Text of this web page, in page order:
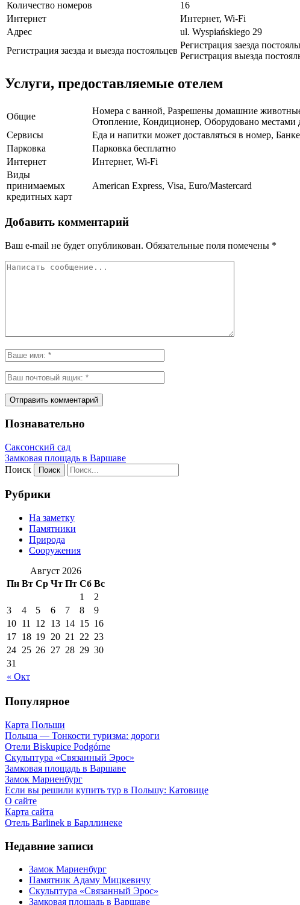
Количество номеров
16
Интернет
Интернет, Wi-Fi
Адрес
ul. Wyspiańskiego 29
Регистрация заезда и выезда постояльцев
Регистрация заезда
Регистрация выезда
Услуги, предоставляемые отелем
Общие
Номера с ванной, Разрешены домашние
Отопление, Кондиционер, Оборудовано местами
Сервисы
Еда и напитки может доставляться в номер,
Парковка
Парковка бесплатно
Интернет
Интернет, Wi-Fi
Виды
принимаемых
кредитных карт
American Express, Visa, Euro/Mastercard
Добавить комментарий
Ваш e-mail не будет опубликован. Обязательные поля помечены *
Познавательно
Саксонский сад
Замковая площадь в Варшаве
Поиск
Рубрики
На заметку
Памятники
Природа
Сооружения
Август 2026
Пн Вт Ср Чт Пт Сб Вс
« Окт
1
2
3
4 5 6 7 8
9
10 11 12 13 14 15 16
17 18 19 20 21 22 23
24 25 26 27 28 29 30
31
Популярное
Карта Польши
Польша — Тонкости туризма: дороги
Отели Biskupice Podgórne
Скульптура «Связанный Эрос»
Замковая площадь в Варшаве
Замок Мариенбург
Если вы решили купить тур в Польшу: Катовице
О сайте
Карта сайта
Отель Barlinek в Барллинеке
Недавние записи
Замок Мариенбург
Памятник Адаму Мицкевичу
Скульптура «Связанный Эрос»
Замковая площадь в Варшаве